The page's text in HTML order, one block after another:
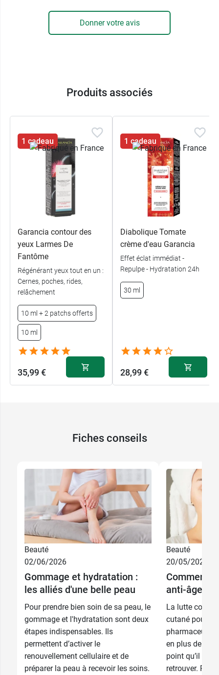
Donner votre avis
Produits associés
1 cadeau
Garancia contour des
yeux Larmes De
Fantôme
Régénérant yeux tout en un :
Cernes, poches, rides,
relâchement
10 ml + 2 patchs offerts
10 ml
35,99 €
10 ml + 2
patchs offerts 35,99 €
10 ml 35,99 €
1 cadeau
Diabolique Tomate
crème d'eau Garancia
Effet éclat immédiat -
Repulpe - Hydratation 24h
30 ml
28,99 €
Fiches conseils
Beauté
02/06/2026
Gommage et hydratation :
les alliés d'une belle peau
Pour prendre bien soin de sa peau, le
gommage et l'hydratation sont deux
étapes indispensables. Ils
permettent d’activer le
renouvellement cellulaire et de
préparer la peau à recevoir les soins.
Beauté
20/05/2026
Comment
anti-âge ?
La lutte contre
cutané
en plus de
point qu’il est
retrouver.